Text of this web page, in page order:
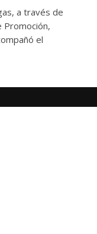
a través de
Promoción,
el